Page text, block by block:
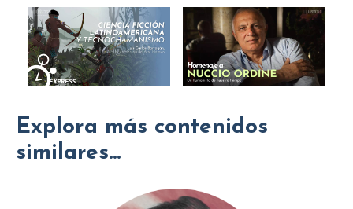
Explora más contenidos
similares...